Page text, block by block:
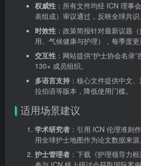
权威性 ：所有文件均经 ICN 理事
表组成）审议通过，反映全球共识
时效性 ：政策简报针对最新议题
用、气候健康与护理），每季度更
交互性 ：网站提供“护士协会名录
130+ 成员组织。
多语言支持 ：核心文件提供中文
拉伯语等版本，降低使用门槛。
适用场景建议
学术研究者 ：引用 ICN 伦理准则
用全球护士地图作为论文数据来源
护士管理者 ：下载《护理领导力